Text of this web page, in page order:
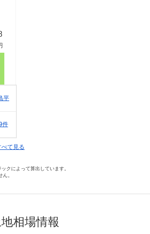
平
件
て見る
クによって算出しています。
。
相場情報